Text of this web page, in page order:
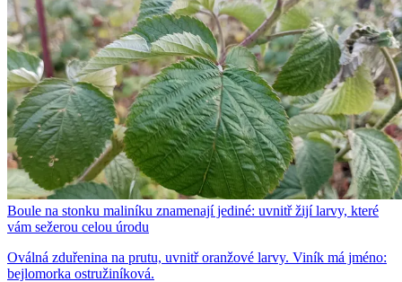
Boule na stonku maliníku znamenají jediné: uvnitř žijí larvy, které
vám sežerou celou úrodu
Oválná zduřenina na prutu, uvnitř oranžové larvy. Viník má jméno:
bejlomorka ostružiníková.